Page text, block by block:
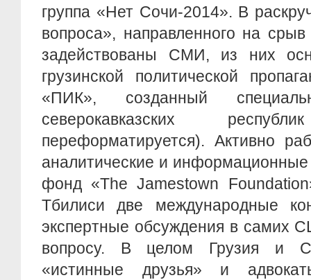
группа «Нет Сочи-2014». В
вопроса», направленного на
задействованы СМИ, из них
грузинской политической
«ПИК», созданный
северокавказских
переформатируется). Активно
аналитические и информационные
фонд «The Jamestown
Тбилиси две международные
экспертные обсуждения в самих
вопросу. В целом Грузия и
«истинные друзья» и